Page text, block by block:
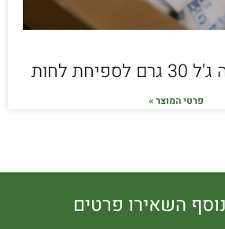
לחות
פרטי המוצר »
השאירו פרטים